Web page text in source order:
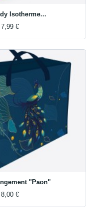
Isotherme...
7,99 €
"Paon"
8,00 €